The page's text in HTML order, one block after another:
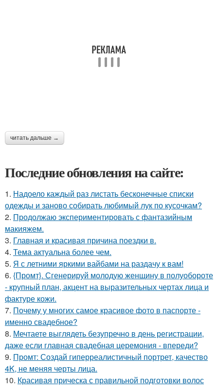
читать дальше →
Последние обновления на сайте:
1. Надоело каждый раз листать бесконечные списки
одежды и заново собирать любимый лук по кусочкам?
2. Продолжаю экспериментировать с фантазийным
макияжем.
3. Главная и красивая причина поездки в.
4. Тема актуальна более чем.
5. Я с летними яркими вайбами на раздачу к вам!
6. {Промт}. Сгенерируй молодую женщину в полуобороте
- крупный план, акцент на выразительных чертах лица и
фактуре кожи.
7. Почему у многих самое красивое фото в паспорте -
именно свадебное?
8. Мечтаете выглядеть безупречно в день регистрации,
даже если главная свадебная церемония - впереди?
9. Промт: Создай гиперреалистичный портрет, качество
4K, не меняя черты лица.
10. Красивая прическа с правильной подготовки волос